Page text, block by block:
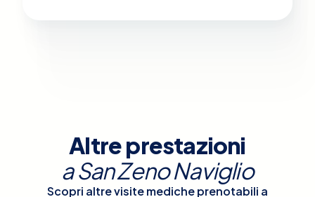
Altre prestazioni
aSan Zeno Naviglio
Scopri altre visite mediche prenotabili a